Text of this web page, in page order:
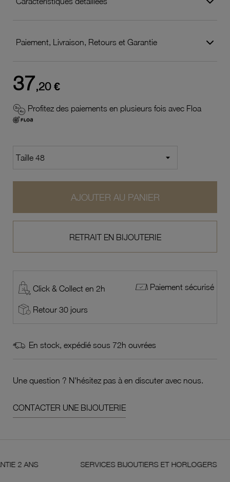
Paiement, Livraison, Retours et Garantie
37,20 €
Profitez des paiements en plusieurs fois avec Floa
AJOUTER AU PANIER
RETRAIT EN BIJOUTERIE
Click & Collect en 2h Paiement sécurisé
Retour 30 jours
En stock, expédié sous 72h ouvrées
Une question ? N'hésitez pas à en discuter avec nous.
CONTACTER UNE BIJOUTERIE
SERVICES BIJOUTIERS ET HORLOGERS